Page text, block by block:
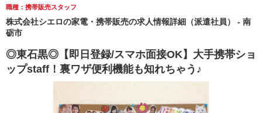
職種：携帯販売スタッフ
株式会社シエロの家電・携帯販売の求人情報詳細（派遣社員） - 南
砺市
◎東石黒◎【即日登録/スマホ面接OK】大手携帯ショ
ップstaff！裏ワザ便利機能も知れちゃう♪